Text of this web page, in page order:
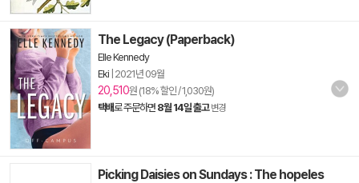
The Legacy (Paperback)
Elle Kennedy
Eki 2021년 09월
20,510원 (18% 할인 / 1,030원)
택배로 주문하면 8월 14일 출고 변경
Picking Daisies on Sundays : The hopeles